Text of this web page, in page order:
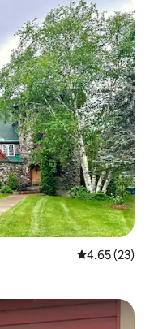
평점 4.65점(5
4.65 (23)